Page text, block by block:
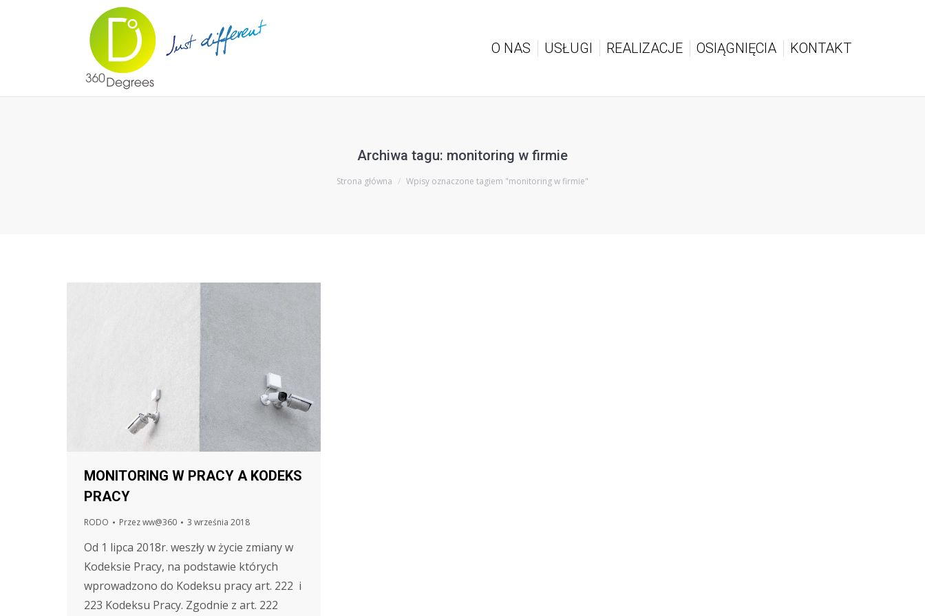
O NAS USŁUGI REALIZACJE OSIĄGNIĘCIA KONTAKT
Archiwa tagu: monitoring w firmie
Jesteś tutaj:
Strona główna Wpisy oznaczone tagiem "monitoring w firmie"
MONITORING W PRACY A KODEKS
PRACY
RODO Przezww@360 3 września 2018
Od 1 lipca 2018r. weszły w życie zmiany w
Kodeksie Pracy, na podstawie których
wprowadzono do Kodeksu pracy art. 222 i
223 Kodeksu Pracy. Zgodnie z art. 222